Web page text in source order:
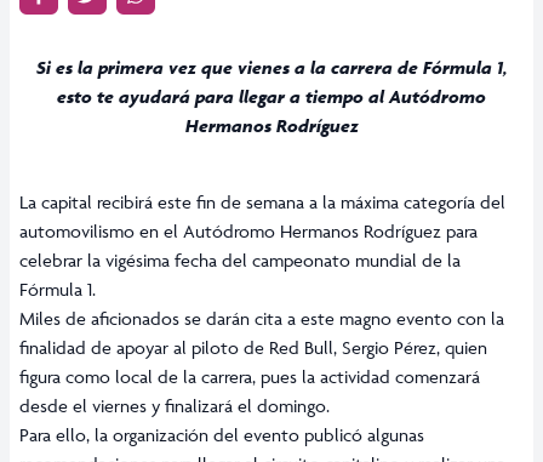
Si es la primera vez que vienes a la carrera de Fórmula 1,
esto te ayudará para llegar a tiempo al Autódromo
Hermanos Rodríguez
La capital recibirá este fin de semana a la máxima categoría del
automovilismo en el Autódromo Hermanos Rodríguez para
celebrar la vigésima fecha del campeonato mundial de la
Fórmula 1.
Miles de aficionados se darán cita a este magno evento con la
finalidad de apoyar al piloto de Red Bull, Sergio Pérez, quien
figura como local de la carrera, pues la actividad comenzará
desde el viernes y finalizará el domingo.
Para ello, la organización del evento publicó algunas